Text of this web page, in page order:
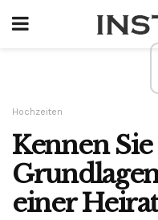
Hochzeiten
Kennen
einer